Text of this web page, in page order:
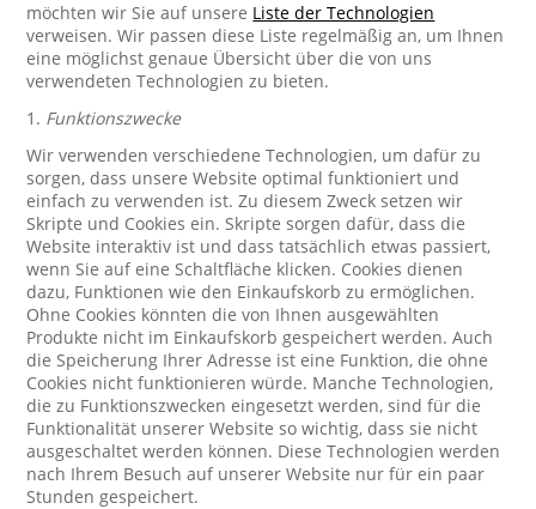
möchten wir Sie auf unsere Liste der Technologien
verweisen. Wir passen diese Liste regelmäßig an, um Ihnen
eine möglichst genaue Übersicht über die von uns
verwendeten Technologien zu bieten.
1. Funktionszwecke
Wir verwenden verschiedene Technologien, um dafür zu
sorgen, dass unsere Website optimal funktioniert und
einfach zu verwenden ist. Zu diesem Zweck setzen wir
Skripte und Cookies ein. Skripte sorgen dafür, dass die
Website interaktiv ist und dass tatsächlich etwas passiert,
wenn Sie auf eine Schaltfläche klicken. Cookies dienen
dazu, Funktionen wie den Einkaufskorb zu ermöglichen.
Ohne Cookies könnten die von Ihnen ausgewählten
Produkte nicht im Einkaufskorb gespeichert werden. Auch
die Speicherung Ihrer Adresse ist eine Funktion, die ohne
Cookies nicht funktionieren würde. Manche Technologien,
die zu Funktionszwecken eingesetzt werden, sind für die
Funktionalität unserer Website so wichtig, dass sie nicht
ausgeschaltet werden können. Diese Technologien werden
nach Ihrem Besuch auf unserer Website nur für ein paar
Stunden gespeichert.